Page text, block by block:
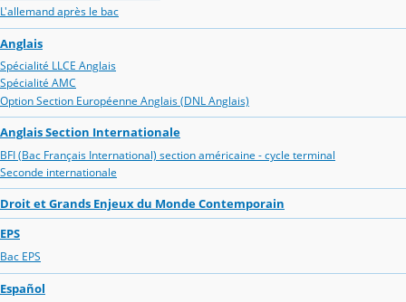
L'allemand après le bac
Anglais
Spécialité LLCE Anglais
Spécialité AMC
Option Section Européenne Anglais (DNL Anglais)
Anglais Section Internationale
BFI (Bac Français International) section américaine - cycle terminal
Seconde internationale
Droit et Grands Enjeux du Monde Contemporain
EPS
Bac EPS
Español